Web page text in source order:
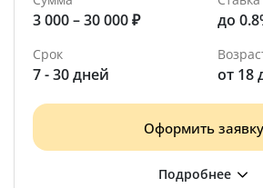
3 000 – 30 000 ₽ до
Срок
7 - 30 дней от 18
Оформить заявку